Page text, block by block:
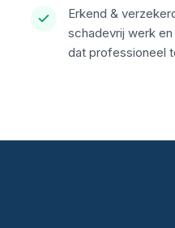
Erkend &
schadevrij werk
dat professioneel